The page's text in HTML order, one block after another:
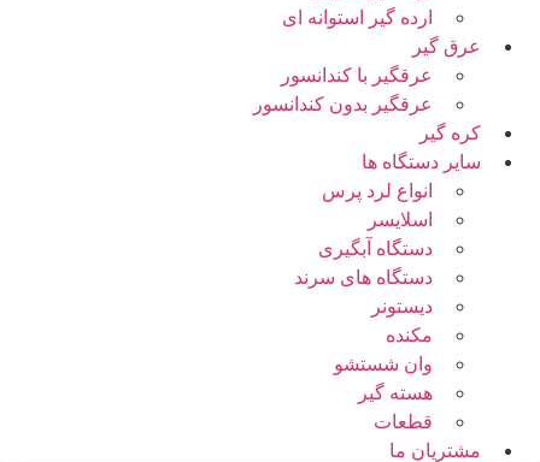
ارده گیر استوانه ای
عرق گیر
عرقگیر با کندانسور
عرقگیر بدون کندانسور
کره گیر
سایر دستگاه ها
انواع لرد پرس
اسلایسر
دستگاه آبگیری
دستگاه های سرند
دیستونر
مکنده
وان شستشو
هسته گیر
قطعات
مشتریان ما